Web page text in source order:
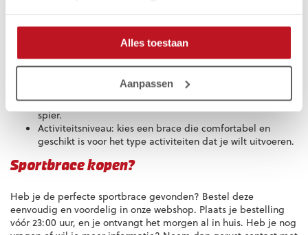
Alles toestaan
Aanpassen
Type blessure of aandoening: kies een brace die specifiek
is ontworpen om jouw blessure of aandoening optimaal
te ondersteunen.
aansluit op de plek van de blessure en voldoende
ondersteuning biedt aan het betreffende gewricht of de
spier.
Activiteitsniveau: kies een brace die comfortabel en
geschikt is voor het type activiteiten dat je wilt uitvoeren.
Sportbrace kopen?
Heb je de perfecte sportbrace gevonden? Bestel deze
eenvoudig en voordelig in onze webshop. Plaats je bestelling
vóór 23:00 uur, en je ontvangt het morgen al in huis. Heb je nog